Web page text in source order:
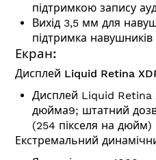
підтримкою запису
Вихід 3,5 мм для
підтримка
Екран:
Дисплей Liquid Retina
Дисплей Liquid Retina
дюйма9; штатний
(254 пікселя на дюйм)
Екстремальний